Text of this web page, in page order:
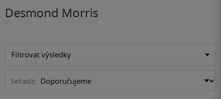
Desmond Morris
Filtrovat výsledky
Seřadit: